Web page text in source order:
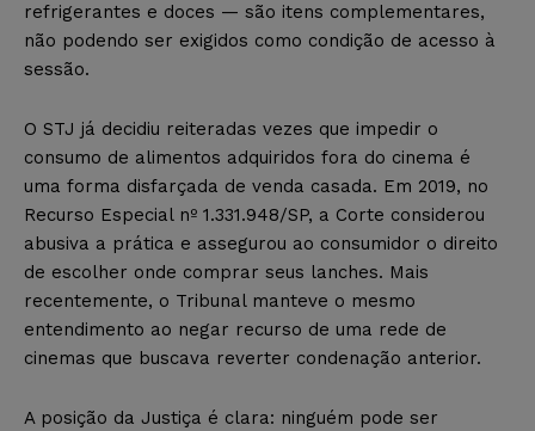
refrigerantes e doces — são itens complementares,
não podendo ser exigidos como condição de acesso à
sessão.
O STJ já decidiu reiteradas vezes que impedir o
consumo de alimentos adquiridos fora do cinema é
uma forma disfarçada de venda casada. Em 2019, no
Recurso Especial nº 1.331.948/SP, a Corte considerou
abusiva a prática e assegurou ao consumidor o direito
de escolher onde comprar seus lanches. Mais
recentemente, o Tribunal manteve o mesmo
entendimento ao negar recurso de uma rede de
cinemas que buscava reverter condenação anterior.
A posição da Justiça é clara: ninguém pode ser